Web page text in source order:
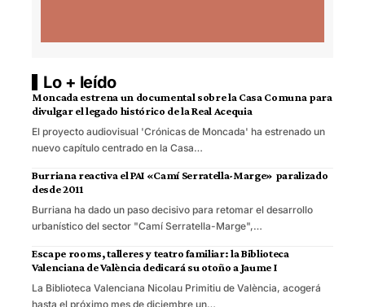
Lo + leído
Moncada estrena un documental sobre la Casa Comuna para
divulgar el legado histórico de la Real Acequia
El proyecto audiovisual 'Crónicas de Moncada' ha estrenado un
nuevo capítulo centrado en la Casa…
Burriana reactiva el PAI «Camí Serratella-Marge» paralizado
desde 2011
Burriana ha dado un paso decisivo para retomar el desarrollo
urbanístico del sector "Camí Serratella-Marge",…
Escape rooms, talleres y teatro familiar: la Biblioteca
Valenciana de València dedicará su otoño a Jaume I
La Biblioteca Valenciana Nicolau Primitiu de València, acogerá
hasta el próximo mes de diciembre un…